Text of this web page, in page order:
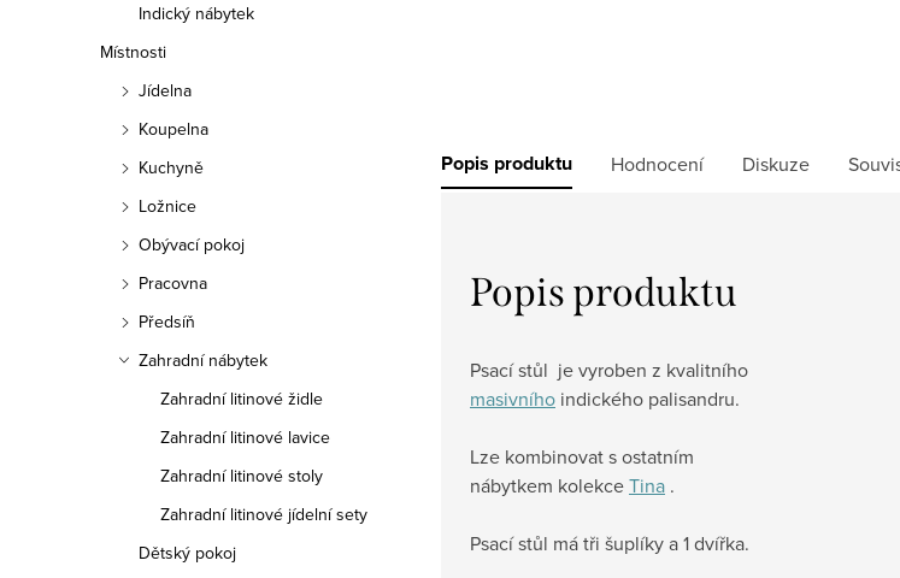
Indický nábytek
Místnosti
Jídelna
Koupelna
Kuchyně
Ložnice
Obývací pokoj
Pracovna
Předsíň
Zahradní nábytek
Zahradní litinové židle
Zahradní litinové lavice
Zahradní litinové stoly
Zahradní litinové jídelní sety
Dětský pokoj
Popis produktu Hodnocení Diskuze
Popis produktu
Psací stůl je vyroben z kvalitního
masivního indického palisandru.
Lze kombinovat s ostatním
nábytkem kolekceTina .
Psací stůl má tři šuplíky a 1 dvířka.